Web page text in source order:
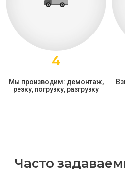
4
Мы производим: демонтаж,
резку, погрузку, разгрузку
Часто